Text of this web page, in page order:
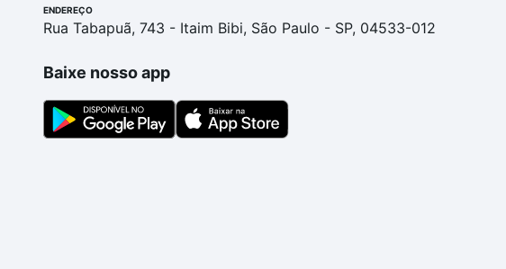
ENDEREÇO
Rua Tabapuã, 743 - Itaim Bibi, São Paulo - SP, 04533-012
Baixe nosso app